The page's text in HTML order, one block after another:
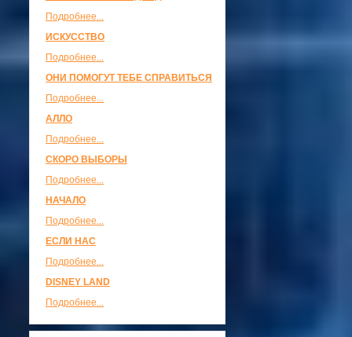
Подробнее...
ИСКУССТВО
Подробнее...
ОНИ ПОМОГУТ ТЕБЕ СПРАВИТЬСЯ
Подробнее...
АЛЛО
Подробнее...
СКОРО ВЫБОРЫ
Подробнее...
НАЧАЛО
Подробнее...
ЕСЛИ НАС
Подробнее...
DISNEY LAND
Подробнее...